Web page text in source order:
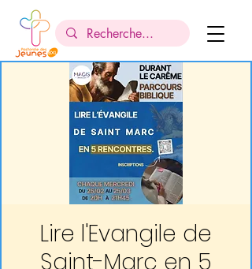
Lire l'Evangile de
Saint-Marc en 5